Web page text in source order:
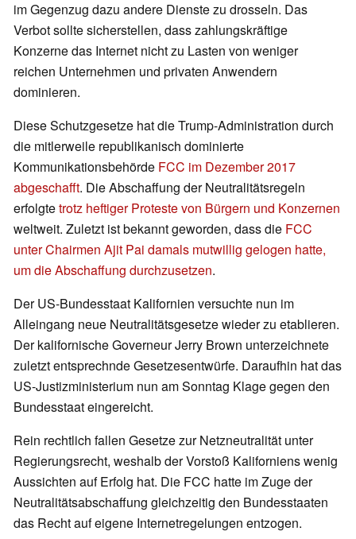
im Gegenzug dazu andere Dienste zu drosseln. Das
Verbot sollte sicherstellen, dass zahlungskräftige
Konzerne das Internet nicht zu Lasten von weniger
reichen Unternehmen und privaten Anwendern
dominieren.
Diese Schutzgesetze hat die Trump-Administration durch
die mitlerweile republikanisch dominierte
Kommunikationsbehörde FCC im Dezember 2017
abgeschafft. Die Abschaffung der Neutralitätsregeln
erfolgtetrotz heftiger Proteste von Bürgern und Konzernen
weltweit. Zuletzt ist bekannt geworden, dass die FCC
unter Chairmen Ajit Pai damals mutwillig gelogen hatte,
um die Abschaffung durchzusetzen.
Der US-Bundesstaat Kalifornien versuchte nun im
Alleingang neue Neutralitätsgesetze wieder zu etablieren.
Der kalifornische Governeur Jerry Brown unterzeichnete
zuletzt entsprechnde Gesetzesentwürfe. Daraufhin hat das
US-Justizministerium nun am Sonntag Klage gegen den
Bundesstaat eingereicht.
Rein rechtlich fallen Gesetze zur Netzneutralität unter
Regierungsrecht, weshalb der Vorstoß Kaliforniens wenig
Aussichten auf Erfolg hat. Die FCC hatte im Zuge der
Neutralitätsabschaffung gleichzeitig den Bundesstaaten
das Recht auf eigene Internetregelungen entzogen.